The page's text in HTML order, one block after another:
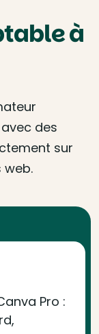
à
des
sur
Pro :